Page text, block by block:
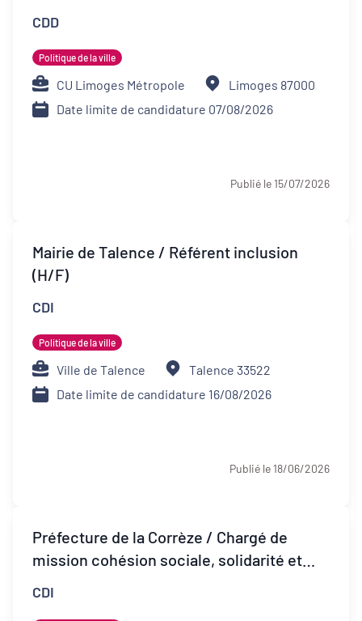
CDD
Politique de la ville
CU Limoges Métropole
Limoges 87000
Date limite de candidature 07/08/2026
Publié le 15/07/2026
Mairie de Talence / Référent inclusion
(H/F)
CDI
Politique de la ville
Ville de Talence
Talence 33522
Date limite de candidature 16/08/2026
Publié le 18/06/2026
Préfecture de la Corrèze / Chargé de
mission cohésion sociale, solidarité et
CDI